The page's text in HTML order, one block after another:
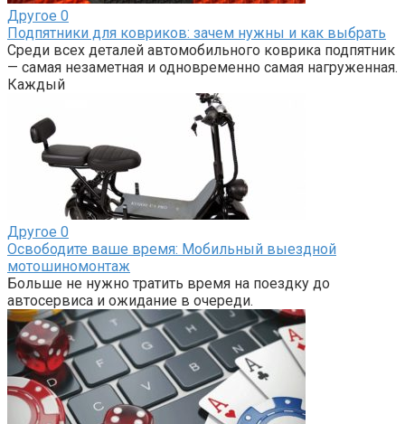
Другое 0
Подпятники для ковриков: зачем нужны и как выбрать
Среди всех деталей автомобильного коврика подпятник
— самая незаметная и одновременно самая нагруженная.
Каждый
Другое 0
Освободите ваше время: Мобильный выездной
мотошиномонтаж
Больше не нужно тратить время на поездку до
автосервиса и ожидание в очереди.